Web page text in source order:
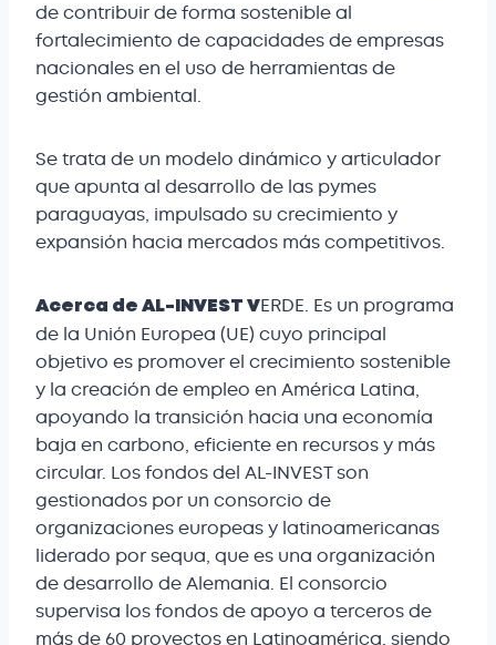
de contribuir de forma sostenible al
fortalecimiento de capacidades de empresas
nacionales en el uso de herramientas de
gestión ambiental.
Se trata de un modelo dinámico y articulador
que apunta al desarrollo de las pymes
paraguayas, impulsado su crecimiento y
expansión hacia mercados más competitivos.
Acerca de AL-INVEST VERDE. Es un programa
de la Unión Europea (UE) cuyo principal
objetivo es promover el crecimiento sostenible
y la creación de empleo en América Latina,
apoyando la transición hacia una economía
baja en carbono, eficiente en recursos y más
circular. Los fondos del AL-INVEST son
gestionados por un consorcio de
organizaciones europeas y latinoamericanas
liderado por sequa, que es una organización
de desarrollo de Alemania. El consorcio
supervisa los fondos de apoyo a terceros de
más de 60 proyectos en Latinoamérica, siendo